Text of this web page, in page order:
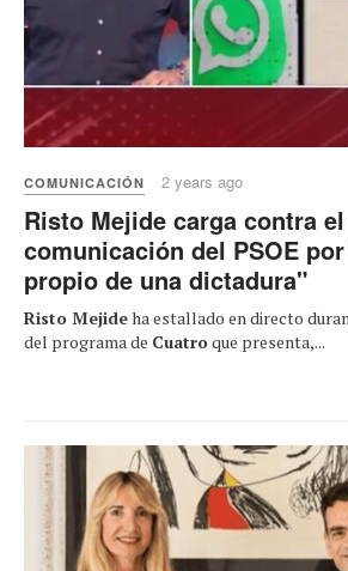
COMUNICACIÓN 2 years ago
Risto Mejide carga contra
comunicación del PSOE
propio de una dictadura"
Risto Mejideha estallado en directo
del programa de Cuatroque presenta,...